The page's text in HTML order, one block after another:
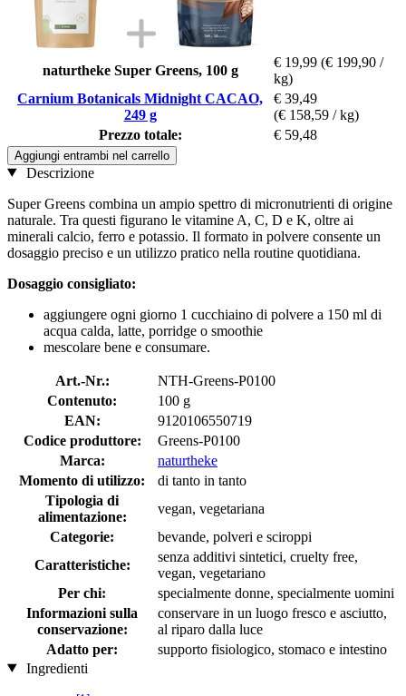
naturtheke Super Greens, 100 g
€ 19,99 (€ 199,90 /
kg)
Carnium Botanicals Midnight CACAO,
249 g
€ 39,49
(€ 158,59 / kg)
Prezzo totale:
€ 59,48
Aggiungi entrambi nel carrello
Descrizione
Super Greens combina un ampio spettro di micronutrienti di origine
naturale. Tra questi figurano le vitamine A, C, D e K, oltre ai
minerali calcio, ferro e potassio. Il formato in polvere consente un
dosaggio preciso e un utilizzo pratico nella routine quotidiana.
Dosaggio consigliato:
aggiungere ogni giorno 1 cucchiaino di polvere a 150 ml di
acqua calda, latte, porridge o smoothie
mescolare bene e consumare.
Art.-Nr.:
NTH-Greens-P0100
Contenuto:
100 g
EAN:
9120106550719
Codice produttore:
Greens-P0100
Marca:
naturtheke
Momento di utilizzo:
di tanto in tanto
Tipologia di
alimentazione:
vegan, vegetariana
Categorie:
bevande, polveri e sciroppi
Caratteristiche:
senza additivi sintetici, cruelty free,
vegan, vegetariano
Per chi:
specialmente donne, specialmente uomini
Informazioni sulla
conservazione:
conservare in un luogo fresco e asciutto,
al riparo dalla luce
Adatto per:
supporto fisiologico, stomaco e intestino
Ingredienti